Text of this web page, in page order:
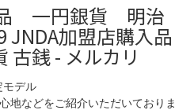
一円銀貨 明治
加盟店購入品
古銭 - メルカリ
モデル
地などをご紹介いただいておりま